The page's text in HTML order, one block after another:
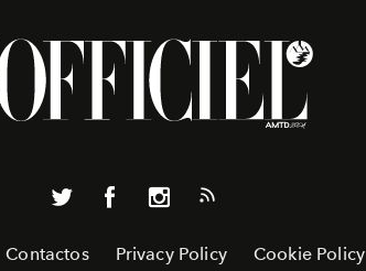
Contactos Privacy Policy Cookie Policy